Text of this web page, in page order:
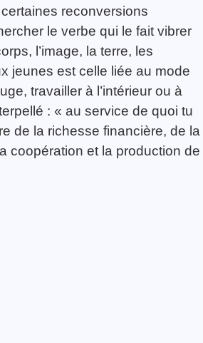
reconversions
le verbe qui le fait vibrer
l’image, la terre, les
jeunes est celle liée au mode
travailler à l’intérieur ou à
: « au service de quoi tu
de la richesse financière, de la
coopération et la production de